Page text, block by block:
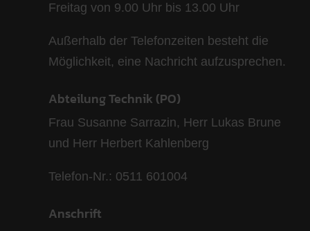
Freitag von 9.00 Uhr bis 13.00 Uhr
Außerhalb der Telefonzeiten besteht die
Möglichkeit, eine Nachricht aufzusprechen.
Abteilung Technik (PO)
Frau Susanne Sarrazin, Herr Lukas Brune
und Herr Herbert Kahlenberg
Telefon-Nr.: 0511 601004
Anschrift